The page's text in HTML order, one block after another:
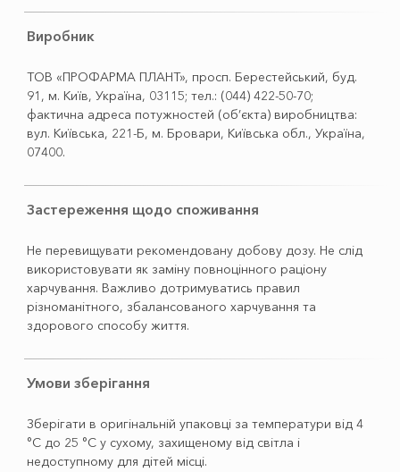
Виробник
ТОВ «ПРОФАРМА ПЛАНТ», просп. Берестейський, буд.
91, м. Київ, Україна, 03115; тел.: (044) 422-50-70;
фактична адреса потужностей (об’єкта) виробництва:
вул. Київська, 221-Б, м. Бровари, Київська обл., Україна,
07400.
Застереження щодо споживання
Не перевищувати рекомендовану добову дозу. Не слід
використовувати як заміну повноцінного раціону
харчування. Важливо дотримуватись правил
різноманітного, збалансованого харчування та
здорового способу життя.
Умови зберігання
Зберігати в оригінальній упаковці за температури від 4
°С до 25 °С у сухому, захищеному від світла і
недоступному для дітей місці.